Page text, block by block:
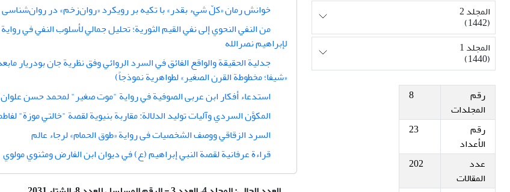
خوانش رمان «کلّ شيء بقدر» با تکیه بر رویکرد «روان‌زخم» در روان‌شناسی
من النفي النحوي إلى نفي القيم الثورية؛ تحليل جمالي لأسلوب النفي في
لإبراهيم نصرالله
جدلیة الحقیقة والواقع الفائق في السرد الروائي وفق نظریة جان بودریار
«شیفا؛ مخطوطة القرن الصغیر» لطواهریة نموذجاً)
استدعاء أفکار ابن عربی الصوفية في رواية "موت صغير" لمحمد حسن علوان
المكوَّن السردي وآليات توليد الدلالة: مقاربة بنيوية لقصة "خالتي موزة"
السرد الزقاقي ووصف الشخصیات فی روایة «طوق الحمام» لرجاء عالم
قراءة عرفانية لقصة النبي إبراهيم (ع) في ديوان ابن الفارض ومثنوي مولوي
المجلد 2
(1442)
المجلد 1
(1440)
رقم
المجلدات
8
رقم
الأعداد
23
عدد
المقالات
202